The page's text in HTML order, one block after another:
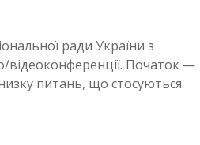
ради України з
відеоконференції. Початок —
питань, що стосуються